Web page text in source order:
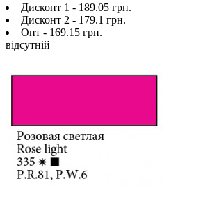
Дисконт 1 - 189.05 грн.
Дисконт 2 - 179.1 грн.
Опт - 169.15 грн.
відсутній